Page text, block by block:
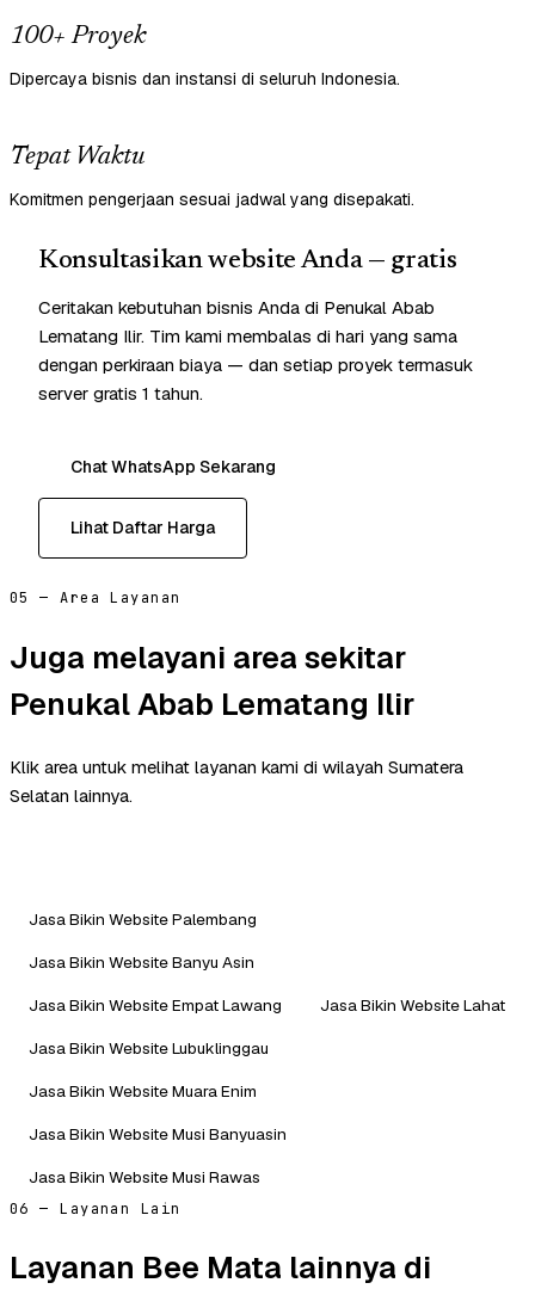
100+ Proyek
Dipercaya bisnis dan instansi di seluruh Indonesia.
Tepat Waktu
Komitmen pengerjaan sesuai jadwal yang disepakati.
Konsultasikan website Anda — gratis
Ceritakan kebutuhan bisnis Anda di Penukal Abab
Lematang Ilir. Tim kami membalas di hari yang sama
dengan perkiraan biaya — dan setiap proyek termasuk
server gratis 1 tahun.
Chat WhatsApp Sekarang
Lihat Daftar Harga
05 — Area Layanan
Juga melayani area sekitar
Penukal Abab Lematang Ilir
Klik area untuk melihat layanan kami di wilayah Sumatera
Selatan lainnya.
Jasa Bikin Website Palembang
Jasa Bikin Website Banyu Asin
Jasa Bikin Website Empat Lawang
Jasa Bikin Website Lahat
Jasa Bikin Website Lubuklinggau
Jasa Bikin Website Muara Enim
Jasa Bikin Website Musi Banyuasin
Jasa Bikin Website Musi Rawas
06 — Layanan Lain
Layanan Bee Mata lainnya di